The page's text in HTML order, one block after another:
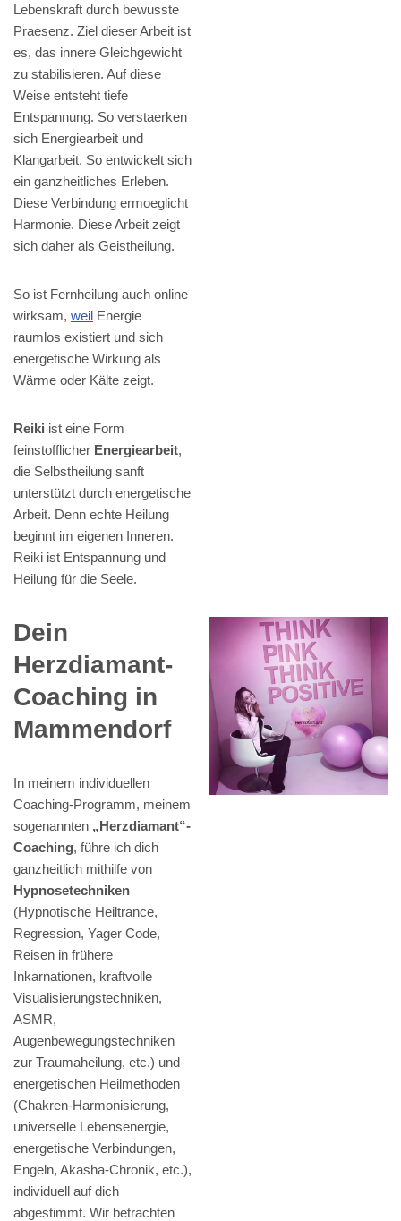
Lebenskraft durch bewusste
Praesenz. Ziel dieser Arbeit ist
es, das innere Gleichgewicht
zu stabilisieren. Auf diese
Weise entsteht tiefe
Entspannung. So verstaerken
sich Energiearbeit und
Klangarbeit. So entwickelt sich
ein ganzheitliches Erleben.
Diese Verbindung ermoeglicht
Harmonie. Diese Arbeit zeigt
sich daher als Geistheilung.
So ist Fernheilung auch online
wirksam, weil Energie
raumlos existiert und sich
energetische Wirkung als
Wärme oder Kälte zeigt.
Reiki ist eine Form
feinstofflicher Energiearbeit,
die Selbstheilung sanft
unterstützt durch energetische
Arbeit. Denn echte Heilung
beginnt im eigenen Inneren.
Reiki ist Entspannung und
Heilung für die Seele.
Dein
Herzdiamant-
Coaching in
Mammendorf
In meinem individuellen
Coaching-Programm, meinem
sogenannten „Herzdiamant“-
Coaching, führe ich dich
ganzheitlich mithilfe von
Hypnosetechniken
(Hypnotische Heiltrance,
Regression, Yager Code,
Reisen in frühere
Inkarnationen, kraftvolle
Visualisierungstechniken,
ASMR,
Augenbewegungstechniken
zur Traumaheilung, etc.) und
energetischen Heilmethoden
(Chakren-Harmonisierung,
universelle Lebensenergie,
energetische Verbindungen,
Engeln, Akasha-Chronik, etc.),
individuell auf dich
abgestimmt. Wir betrachten